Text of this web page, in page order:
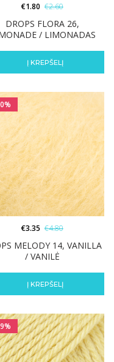
DROPS FLORA 26,
/ LIMONADAS
€1.80 €2.60
Į KREPŠELĮ
MELODY 14, VANILLA
/ VANILĖ
€3.35 €4.80
Į KREPŠELĮ